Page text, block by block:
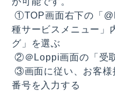
①TOP画面右下の「
種サービスメニュー」
グ」を選ぶ
②＠Loppi画面の「受
③画面に従い、お客様
番号を入力する